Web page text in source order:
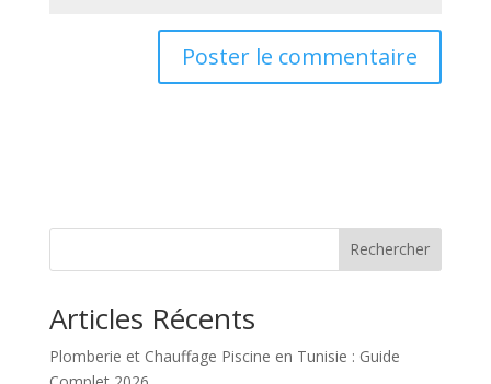
Rechercher
Articles Récents
Plomberie et Chauffage Piscine en Tunisie : Guide